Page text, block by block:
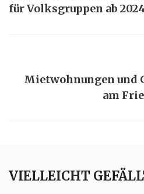
für Volksgruppen ab
Mietwohnungen und
am
VIELLEICHT